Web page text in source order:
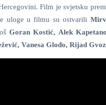
Film je svjetsku
uloge u filmu su ostvarili
Goran Kostić, Alek
Vanesa Glođo, Rijad